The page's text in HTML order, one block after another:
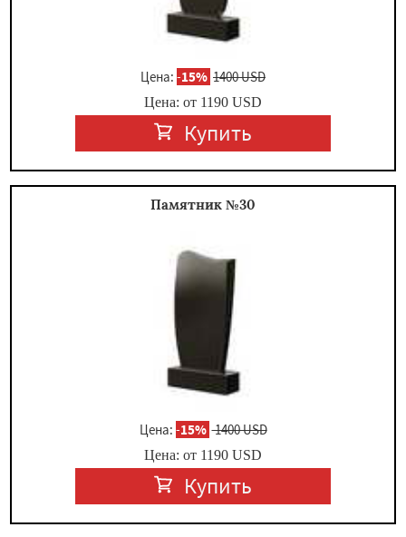
Цена: -15% 1400 USD
Цена: от 1190 USD
Купить
Памятник №30
Цена: -15% 1400 USD
Цена: от 1190 USD
Купить